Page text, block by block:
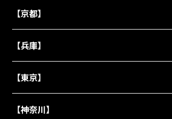
【京都】
【兵庫】
【東京】
【神奈川】